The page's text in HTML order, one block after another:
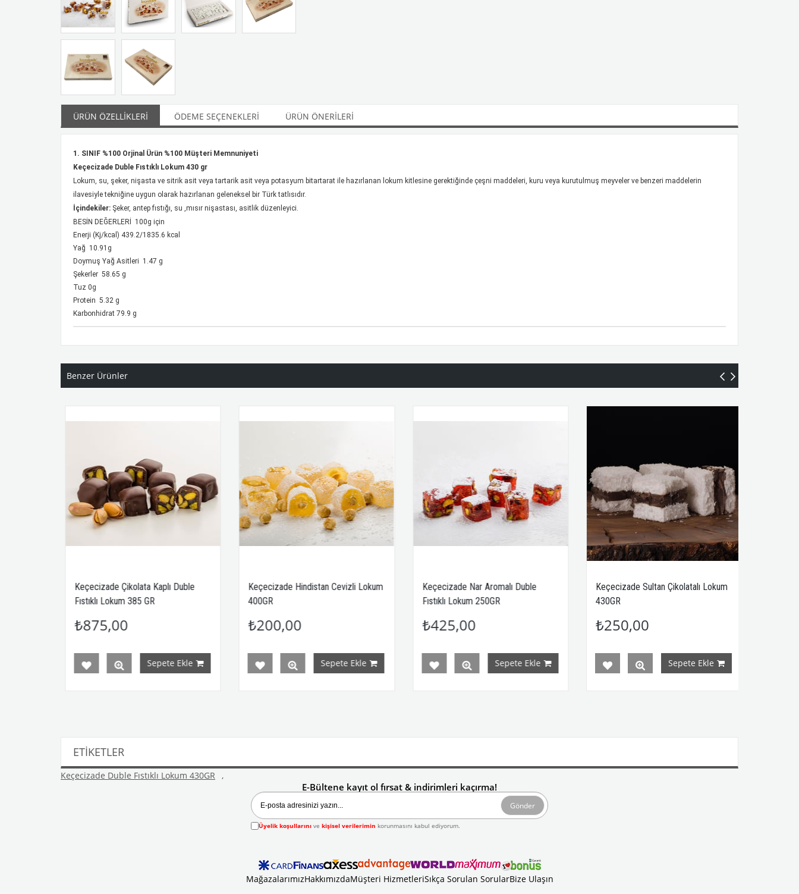
ÜRÜN ÖZELLIKLERI ÖDEME SEÇENEKLERI ÜRÜN ÖNERILERI
1. SINIF %100 Orjinal Ürün %100 Müşteri Memnuniyeti
Keçecizade Duble Fıstıklı Lokum 430 gr
Lokum, su, şeker, nişasta ve sitrik asit veya tartarik asit veya potasyum bitartarat ile hazırlanan lokum kitlesine gerektiğinde çeşni maddeleri, kuru veya kurutulmuş meyveler ve benzeri maddelerin
ilavesiyle tekniğine uygun olarak hazırlanan geleneksel bir Türk tatlısıdır.
İçindekiler: Şeker, antep fıstığı, su ,mısır nişastası, asitlik düzenleyici.
BESİN DEĞERLERİ 100g için
Enerji (Kj/kcal) 439.2/1835.6 kcal
Yağ 10.91g
Doymuş Yağ Asitleri 1.47 g
Şekerler 58.65 g
Tuz 0g
Protein 5.32 g
Karbonhidrat 79.9 g
Benzer Ürünler
Keçecizade Çikolata Kaplı Duble
Fıstıklı Lokum 385 GR
₺875,00
Sepete Ekle
Keçecizade Hindistan Cevizli Lokum
400GR
₺200,00
Sepete Ekle
Keçecizade Nar Aromalı Duble
Fıstıklı Lokum 250GR
₺425,00
Sepete Ekle
Keçecizade Sultan Çikolatalı Lokum
430GR
₺250,00
Sepete Ekle
ETIKETLER
Keçecizade Duble Fıstıklı Lokum 430GR ,
E-Bültene kayıt ol fırsat & indirimleri kaçırma!
Gönder
Üyelik koşullarını ve kişisel verilerimin korunmasını kabul ediyorum.
MağazalarımızHakkımızdaMüşteri HizmetleriSıkça Sorulan SorularBize Ulaşın